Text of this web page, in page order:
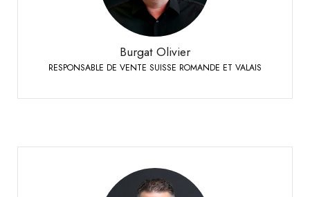
Burgat Olivier
RESPONSABLE DE VENTE SUISSE ROMANDE ET VALAIS
Téléphone:
+41 79 273 16 50